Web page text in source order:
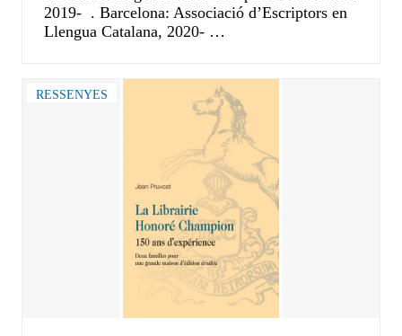
2019- . Barcelona: Associació d’Escriptors en
Llengua Catalana, 2020- …
RESSENYES